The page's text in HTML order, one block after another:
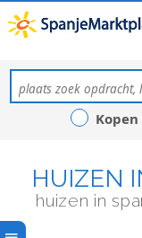
Kopen
HUIZEN
huizen in